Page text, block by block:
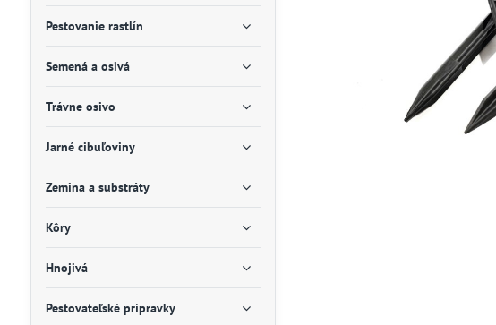
Pestovanie rastlín
Semená a osivá
Trávne osivo
Jarné cibuľoviny
Zemina a substráty
Kôry
Hnojivá
Pestovateľské prípravky